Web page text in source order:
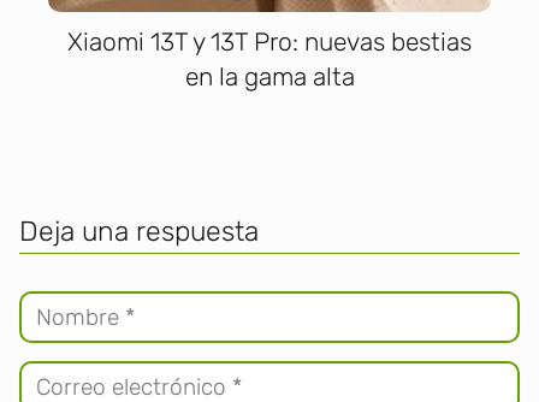
Xiaomi 13T y 13T Pro: nuevas bestias
en la gama alta
Deja una respuesta